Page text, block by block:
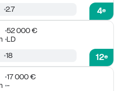
4e
2.7
52 000 €
LD
12e
18
17 000 €
-